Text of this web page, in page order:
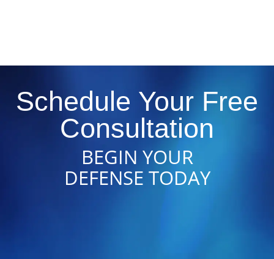
Schedule Your Free
Consultation
BEGIN YOUR
DEFENSE TODAY